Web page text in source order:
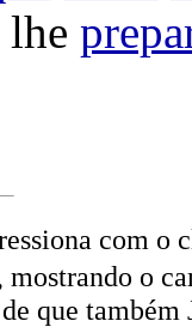
lhe
com o
o
que